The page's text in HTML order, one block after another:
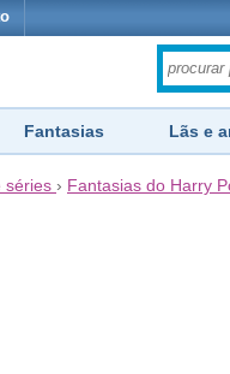
Fantasias Lãs e
séries › Fantasias do Harry